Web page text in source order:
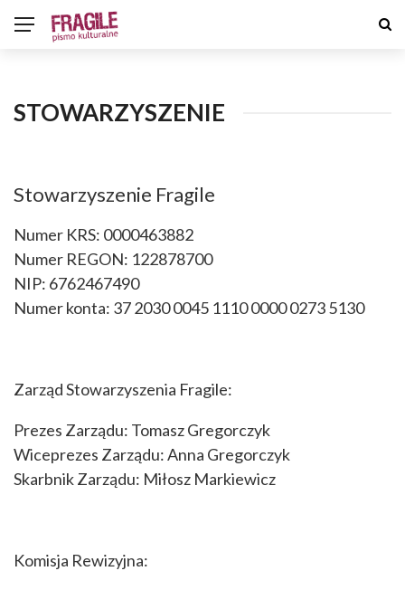
STOWARZYSZENIE
Stowarzyszenie Fragile
Numer KRS: 0000463882
Numer REGON: 122878700
NIP: 6762467490
Numer konta: 37 2030 0045 1110 0000 0273 5130
Zarząd Stowarzyszenia Fragile:
Prezes Zarządu: Tomasz Gregorczyk
Wiceprezes Zarządu: Anna Gregorczyk
Skarbnik Zarządu: Miłosz Markiewicz
Komisja Rewizyjna: